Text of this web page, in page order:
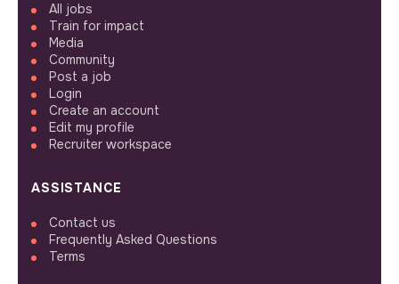
All jobs
Train for impact
Media
Community
Post a job
Login
Create an account
Edit my profile
Recruiter workspace
ASSISTANCE
Contact us
Frequently Asked Questions
Terms